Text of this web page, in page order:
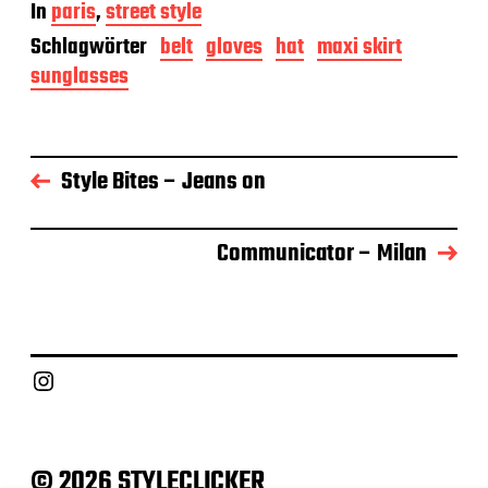
i
t
r
a
d
a
t
m
Inparis,street style
Schlagwörter belt gloves hat maxi skirt
sunglasses
Style Bites – Jeans on
Communicator – Milan
Instagram